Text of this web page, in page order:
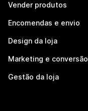
Vender produtos
Encomendas e envio
Design da loja
Marketing e conversão
Gestão da loja